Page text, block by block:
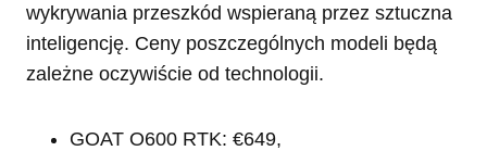
wykrywania przeszkód wspieraną przez sztuczna
inteligencję. Ceny poszczególnych modeli będą
zależne oczywiście od technologii.
GOAT O600 RTK: €649,